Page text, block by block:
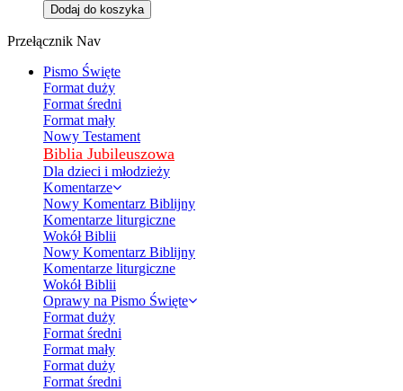
Dodaj do koszyka
Przełącznik Nav
Pismo Święte
Format duży
Format średni
Format mały
Nowy Testament
Biblia Jubileuszowa
Dla dzieci i młodzieży
Komentarze
Nowy Komentarz Biblijny
Komentarze liturgiczne
Wokół Biblii
Nowy Komentarz Biblijny
Komentarze liturgiczne
Wokół Biblii
Oprawy na Pismo Święte
Format duży
Format średni
Format mały
Format duży
Format średni